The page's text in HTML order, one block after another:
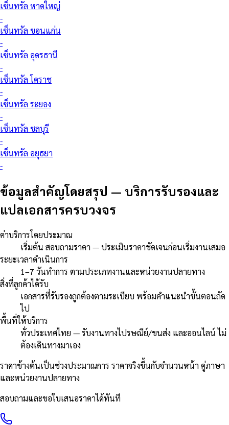
เซ็นทรัล หาดใหญ่
-
เซ็นทรัล ขอนแก่น
-
เซ็นทรัล อุดรธานี
-
เซ็นทรัล โคราช
-
เซ็นทรัล ระยอง
-
เซ็นทรัล ชลบุรี
-
เซ็นทรัล อยุธยา
-
ข้อมูลสำคัญโดยสรุป — บริการรับรองและ
แปลเอกสารครบวงจร
ค่าบริการโดยประมาณ
เริ่มต้น สอบถามราคา — ประเมินราคาชัดเจนก่อนเริ่มงานเสมอ
ระยะเวลาดำเนินการ
1–7 วันทำการ ตามประเภทงานและหน่วยงานปลายทาง
สิ่งที่ลูกค้าได้รับ
เอกสารที่รับรองถูกต้องตามระเบียบ พร้อมคำแนะนำขั้นตอนถัด
ไป
พื้นที่ให้บริการ
ทั่วประเทศไทย — รับงานทางไปรษณีย์/ขนส่ง และออนไลน์ ไม่
ต้องเดินทางมาเอง
ราคาข้างต้นเป็นช่วงประมาณการ ราคาจริงขึ้นกับจำนวนหน้า คู่ภาษา
และหน่วยงานปลายทาง
สอบถามและขอใบเสนอราคาได้ทันที